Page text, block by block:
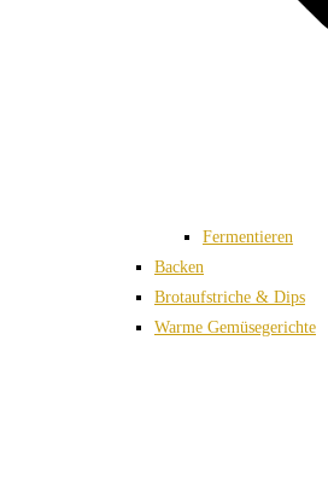
Fermentieren
Backen
Brotaufstriche & Dips
Warme Gemüsegerichte